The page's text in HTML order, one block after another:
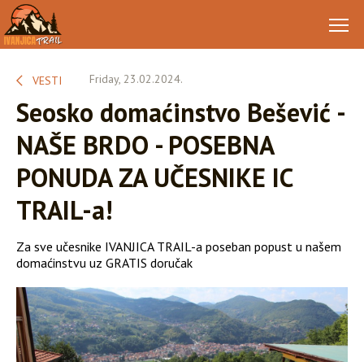
VESTI Friday, 23.02.2024.
Seosko domaćinstvo Bešević -
NAŠE BRDO - POSEBNA
PONUDA ZA UČESNIKE IC
TRAIL-a!
Za sve učesnike IVANJICA TRAIL-a poseban popust u našem
domaćinstvu uz GRATIS doručak